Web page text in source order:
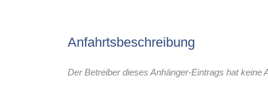
Anfahrtsbeschreibung
Der Betreiber dieses Anhänger-Eintrags hat keine